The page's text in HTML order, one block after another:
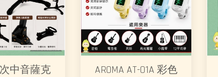
中音薩克
AROMA AT-01A 彩色